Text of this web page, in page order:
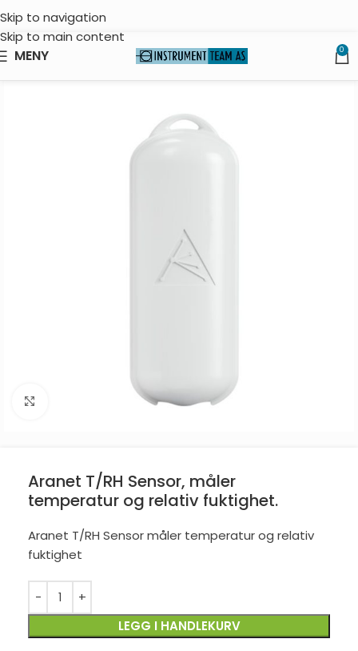
Skip to navigation
Skip to main content
MENY 0
Aranet T/RH Sensor, måler
temperatur og relativ fuktighet.
Aranet T/RH Sensor måler temperatur og relativ
fuktighet
LEGG I HANDLEKURV